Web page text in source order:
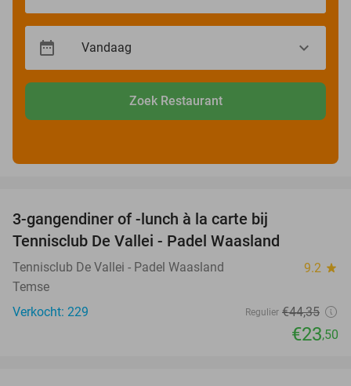
Zoek Restaurant
3-gangendiner of -lunch à la carte bij
Tennisclub De Vallei - Padel Waasland
Tennisclub De Vallei - Padel Waasland 9.2 star
Temse
Verkocht: 229
Regulier €44,35
€23,50